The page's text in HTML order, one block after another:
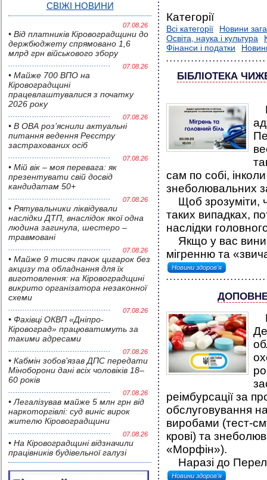
СВІЖІ НОВИНИ
07.08.26
• Від платників Кіровоградщини до
держбюджету спрямовано 1,6
млрд грн військового збору
07.08.26
• Майже 700 ВПО на
Кіровоградщині
працевлаштувалися з початку
2026 року
07.08.26
• В ОВА роз’яснили актуальні
питання ведення Реєстру
застрахованих осіб
07.08.26
• Мій вік – моя перевага: як
презентувати свій досвід
кандидатам 50+
07.08.26
• Pятувальники ліквідували
наслідки ДТП, внаслідок якої одна
людина загинула, шестеро –
травмовані
07.08.26
• Майже 9 тисяч пачок цигарок без
акцизу та обладнання для їх
виготовлення: на Кіровоградщині
викрито організатора незаконної
схеми
07.08.26
• Фахівці ОКВП «Дніпро-
Кіровоград» працюватимуть за
такими адресами
07.08.26
• Кабмін зобов’язав ДПС передати
Міноборони дані всіх чоловіків 18–
60 років
07.08.26
• Легалізував майже 5 млн грн від
наркоторгівлі: суд виніс вирок
жителю Кіровоградщини
07.08.26
• На Кіровоградщині відзначили
працівників будівельної галузі
Категорії
Всі категорії
Новини
Освіта, наука і культура
Фінанси і податки
БІБЛІОТЕКА
сам по собі,
знеболювальних
Щоб зрозуміти,
таких випадках,
наслідки
Якщо у вас
мігренню та
Новини здоров'я
реімбурсації за
обслуговування
виробами (тест-
крові) та
«Морфін»).
Наразі до
Новини здоров'я